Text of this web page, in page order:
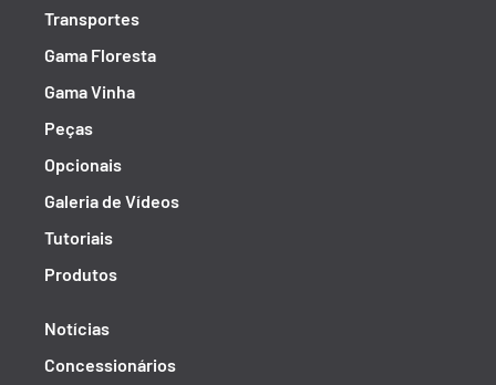
Transportes
Gama Floresta
Gama Vinha
Peças
Opcionais
Galeria de Vídeos
Tutoriais
Produtos
Notícias
Concessionários